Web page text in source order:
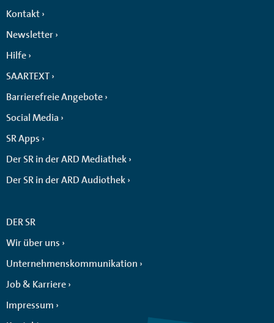
Kontakt
Newsletter
Hilfe
SAARTEXT
Barrierefreie Angebote
Social Media
SR Apps
Der SR in der ARD Mediathek
Der SR in der ARD Audiothek
DER SR
Wir über uns
Unternehmenskommunikation
Job & Karriere
Impressum